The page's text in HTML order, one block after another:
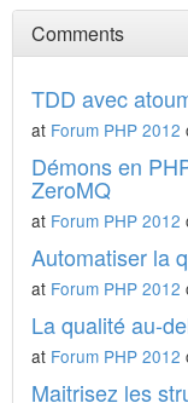
Comments
TDD avec
at Forum PHP 2012
Démons en
ZeroMQ
at Forum PHP 2012
Automatiser la
at Forum PHP 2012
La qualité au-
at Forum PHP 2012
Maitrisez les